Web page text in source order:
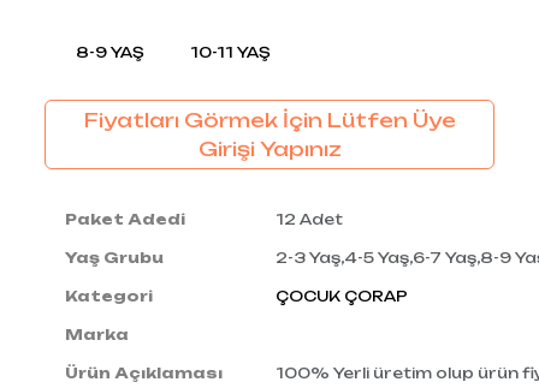
8-9 YAŞ 10-11 YAŞ
Fiyatları Görmek İçin Lütfen Üye
Girişi Yapınız
Paket Adedi 12 Adet
Yaş Grubu 2-3 Yaş,4-5 Yaş,6-7 Yaş,8-9
Kategori ÇOCUK ÇORAP
Marka
Ürün Açıklaması 100% Yerli üretim olup ürün